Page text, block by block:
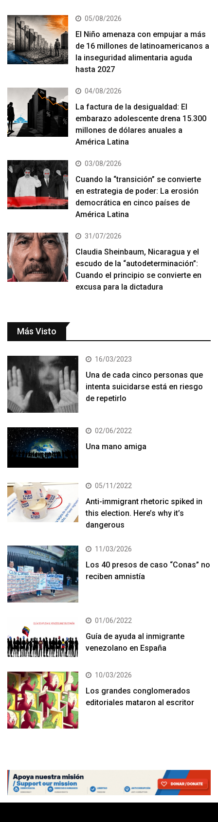
05/08/2026
El Niño amenaza con empujar a más
de 16 millones de latinoamericanos a
la inseguridad alimentaria aguda
hasta 2027
04/08/2026
La factura de la desigualdad: El
embarazo adolescente drena 15.300
millones de dólares anuales a
América Latina
03/08/2026
Cuando la “transición” se convierte
en estrategia de poder: La erosión
democrática en cinco países de
América Latina
31/07/2026
Claudia Sheinbaum, Nicaragua y el
escudo de la “autodeterminación”:
Cuando el principio se convierte en
excusa para la dictadura
Más Visto
16/03/2023
Una de cada cinco personas que
intenta suicidarse está en riesgo
de repetirlo
02/06/2022
Una mano amiga
05/11/2022
Anti-immigrant rhetoric spiked in
this election. Here’s why it’s
dangerous
11/03/2026
Los 40 presos de caso “Conas” no
reciben amnistía
01/06/2022
Guía de ayuda al inmigrante
venezolano en España
10/03/2026
Los grandes conglomerados
editoriales mataron al escritor